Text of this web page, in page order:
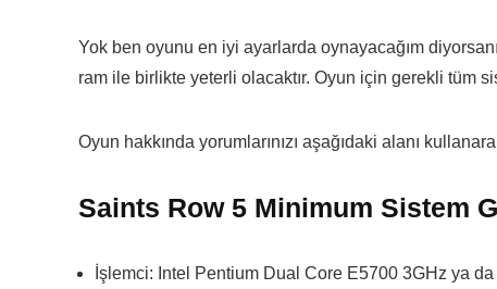
Yok ben oyunu en iyi ayarlarda oynayacağım
ram ile birlikte yeterli olacaktır. Oyun için gerekli tüm
Oyun hakkında yorumlarınızı aşağıdaki alanı
Saints Row 5 Minimum Sistem
İşlemci: Intel Pentium Dual Core E5700 3GHz ya